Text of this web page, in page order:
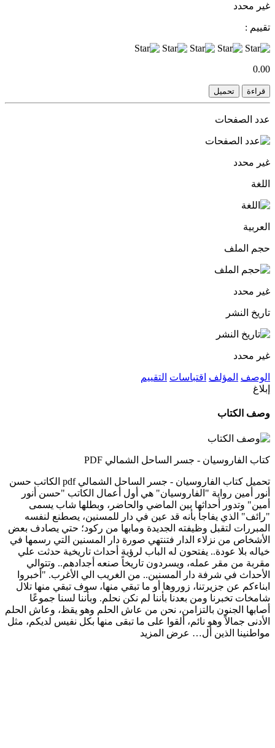
غير محدد
تقييم :
0.00
قراءة تحميل
عدد الصفحات
غير محدد
اللغة
العربية
حجم الملف
غير محدد
تاريخ النشر
غير محدد
الوصف المؤلف اقتباسات التقييم
إبلاغ
وصف الكتاب
كتاب الفاروسيان - جسر الساحل الشمالي PDF
تحميل كتاب الفاروسيان - جسر الساحل الشمالي pdf الكاتب حسن
أنور أمين رواية "الفاروسيان" هي أول أعمال الكاتب "حسن أنور
أمين" وتدور أحداثها بين الماضي والحاضر، وبطلها شاب يسمى
"رائف" الذي يفاجأ بأنه قد عين في دار للمسنين، يصطنع لنفسه
المبررات لتقبل وظيفته الجديدة ومابها من ركود؛ حتي يصادف بعض
الأشخاص من نزلاء الدار فتنتهي صورة دار المسنين التي رسمها في
خياله بلا عودة.. يفتحون له الباب لرؤية أحداث تاريخية حدثت علي
مقربة من مقر عمله، ويسردون تاريخاً صنعه أجدادهم.. وتتوالي
الأحداث في شرفة دار المسنين.. من الغريب الي الأغرب. "أخبروا
ابناءكم عن جزيرتنا، زوروها أو ما تبقي منها، سوف تبقي منها تلال
شامخات تخبرنا ومن بعدنا بأننا لم نكن نحلم. وبأننا لسنا جموعًا
أصابها الجنون بالتزامن، نحن من عاش الحلم وهو يقظ، وعاش الحلم
الأدنى جمالاً وهو نائم، ألقوا على ما تبقى منها بكل نفيس لديكم، مثل
مواطنينا الذين أل… عرض المزيد